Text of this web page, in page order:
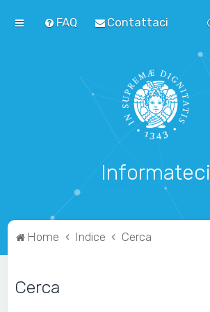
FAQ Contattaci
Informateci
Home Indice Cerca
Cerca